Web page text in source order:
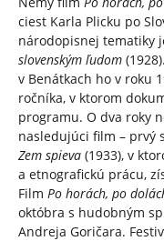
ciest Karla Plicku po
národopisnej tematiky
slovenským ľudom
v Benátkach ho v roku
ročníka, v ktorom
programu. O dva roky
nasledujúci film – prvý
Zem spieva (1933), v
a etnografickú prácu,
Film Po horách, po
októbra s hudobným
Andreja Goričara.